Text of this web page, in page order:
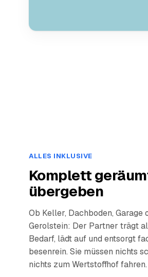
ALLES INKLUSIVE
Komplett
übergeben
Ob Keller, Dachboden, Garage
Gerolstein: Der Partner trägt
Bedarf, lädt auf und entsorgt
besenrein. Sie müssen nichts
nichts zum Wertstoffhof fahren.